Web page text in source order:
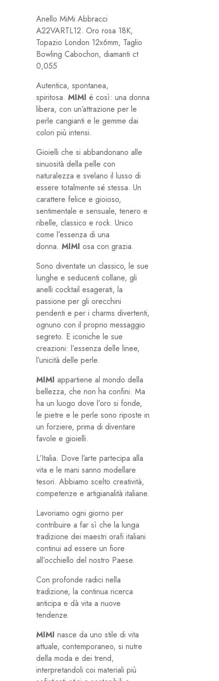
Anello MiMi Abbracci
A22VARTL12. Oro rosa 18K,
Topazio London 12x6mm, Taglio
Bowling Cabochon, diamanti ct
0,055
Autentica, spontanea,
spiritosa. MIMI è così: una donna
libera, con un’attrazione per le
perle cangianti e le gemme dai
colori più intensi.
Gioielli che si abbandonano alle
sinuosità della pelle con
naturalezza e svelano il lusso di
essere totalmente sé stessa. Un
carattere felice e gioioso,
sentimentale e sensuale, tenero e
ribelle, classico e rock. Unico
come l’essenza di una
donna. MIMI osa con grazia.
Sono diventate un classico, le sue
lunghe e seducenti collane, gli
anelli cocktail esagerati, la
passione per gli orecchini
pendenti e per i charms divertenti,
ognuno con il proprio messaggio
segreto. E iconiche le sue
creazioni: l’essenza delle linee,
l’unicità delle perle.
MIMI appartiene al mondo della
bellezza, che non ha confini. Ma
ha un luogo dove l’oro si fonde,
le pietre e le perle sono riposte in
un forziere, prima di diventare
favole e gioielli.
L’Italia. Dove l’arte partecipa alla
vita e le mani sanno modellare
tesori. Abbiamo scelto creatività,
competenze e artigianalità italiane.
Lavoriamo ogni giorno per
contribuire a far sì che la lunga
tradizione dei maestri orafi italiani
continui ad essere un fiore
all’occhiello del nostro Paese.
Con profonde radici nella
tradizione, la continua ricerca
anticipa e dà vita a nuove
tendenze.
MIMI nasce da uno stile di vita
attuale, contemporaneo, si nutre
della moda e dei trend,
interpretandoli coi materiali più